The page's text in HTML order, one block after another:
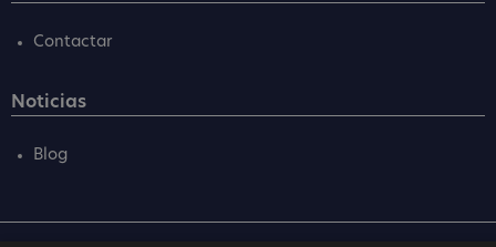
Contactar
Noticias
Blog